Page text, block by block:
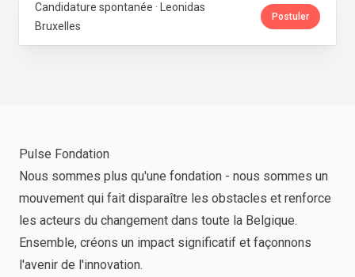
Candidature spontanée · Leonidas
Bruxelles
Postuler
Pulse Fondation
Nous sommes plus qu'une fondation - nous sommes un
mouvement qui fait disparaître les obstacles et renforce
les acteurs du changement dans toute la Belgique.
Ensemble, créons un impact significatif et façonnons
l'avenir de l'innovation.